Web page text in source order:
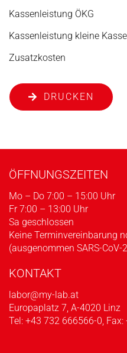
Kassenleistung ÖKG
Kassenleistung kleine
Zusatzkosten
DRUCKEN
ÖFFNUNGSZEITEN
Mo – Do 7:00 – 15:00 Uhr
Fr 7:00 – 13:00 Uhr
Sa geschlossen
Keine Terminvereinbarung
(ausgenommen SARS-CoV-
KONTAKT
labor@my-lab.at
Europaplatz 7, A-4020 Linz
Tel: +43 732 666566-0,